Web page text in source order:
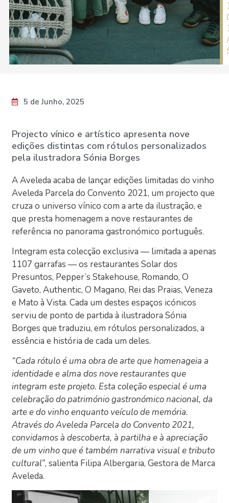
5 de Junho, 2025
Projecto vínico e artístico apresenta nove
edições distintas com rótulos personalizados
pela ilustradora Sónia Borges
A Aveleda acaba de lançar edições limitadas do vinho
Aveleda Parcela do Convento 2021, um projecto que
cruza o universo vínico com a arte da ilustração, e
que presta homenagem a nove restaurantes de
referência no panorama gastronómico português.
Integram esta colecção exclusiva — limitada a apenas
1107 garrafas — os restaurantes Solar dos
Presuntos, Pepper’s Stakehouse, Romando, O
Gaveto, Authentic, O Magano, Rei das Praias, Veneza
e Mato à Vista. Cada um destes espaços icónicos
serviu de ponto de partida à ilustradora Sónia
Borges que traduziu, em rótulos personalizados, a
essência e história de cada um deles.
“Cada rótulo é uma obra de arte que homenageia a
identidade e alma dos nove restaurantes que
integram este projeto. Esta coleção especial é uma
celebração do património gastronómico nacional, da
arte e do vinho enquanto veículo de memória.
Através do Aveleda Parcela do Convento 2021,
convidamos à descoberta, à partilha e à apreciação
de um vinho que é também narrativa visual e tributo
cultural”, salienta Filipa Albergaria, Gestora de Marca
Aveleda.